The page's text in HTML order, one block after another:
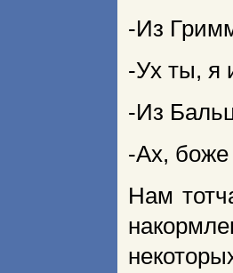
-Из
-Ух ты, я
-Из
-Ах, боже
Нам